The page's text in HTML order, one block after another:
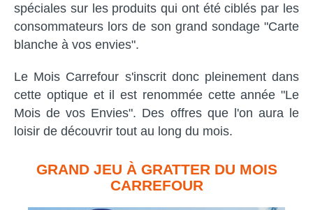
spéciales sur les produits qui ont été ciblés par les
consommateurs lors de son grand sondage "Carte
blanche à vos envies".
Le Mois Carrefour s'inscrit donc pleinement dans
cette optique et il est renommée cette année "Le
Mois de vos Envies". Des offres que l'on aura le
loisir de découvrir tout au long du mois.
GRAND JEU À GRATTER DU MOIS
CARREFOUR